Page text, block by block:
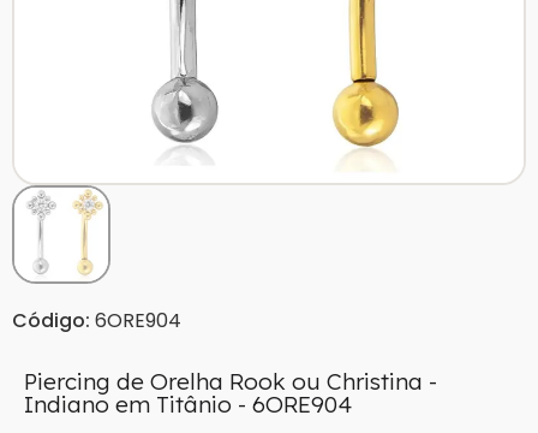
Código: 6ORE904
Piercing de Orelha Rook ou Christina -
Indiano em Titânio - 6ORE904